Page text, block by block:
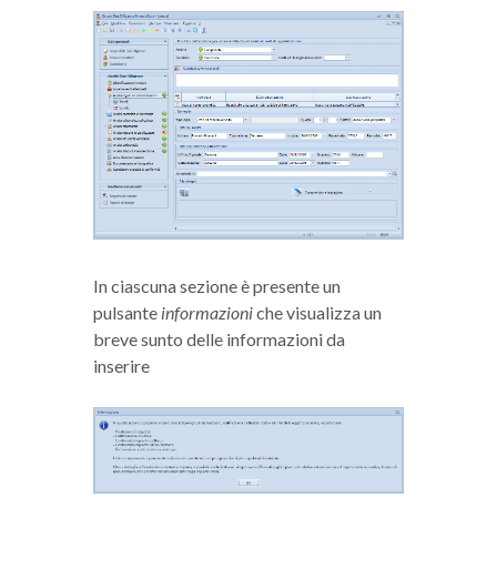
In ciascuna sezione è presente un
pulsante informazioniche visualizza un
breve sunto delle informazioni da
inserire